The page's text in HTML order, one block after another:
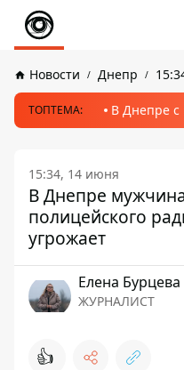
Новости Днепр
ТОПТЕМА: В Днепре с
15:34, 14 июня
В Днепре
полицейского
угрожает
Елена Бурцева
ЖУРНАЛИСТ
👍